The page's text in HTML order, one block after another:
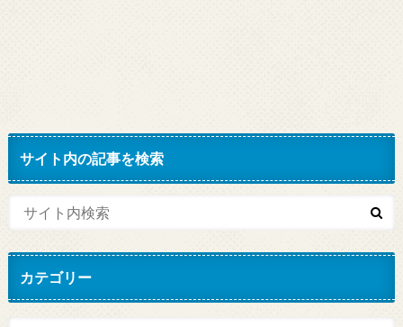
サイト内の記事を検索
カテゴリー